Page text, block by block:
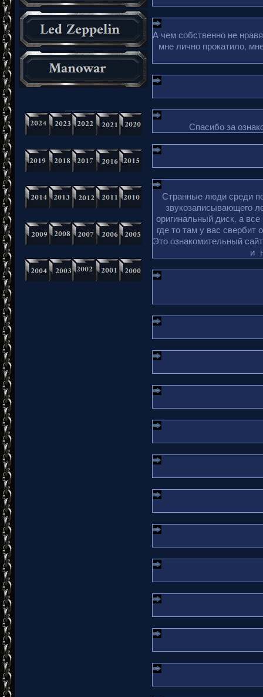
А чем собственно не
мне лично прокатило,
Спасибо за
Странные люди среди
звукозаписывающего
оригинальный диск, а
где то там у вас свербит
Это ознакомительный
и